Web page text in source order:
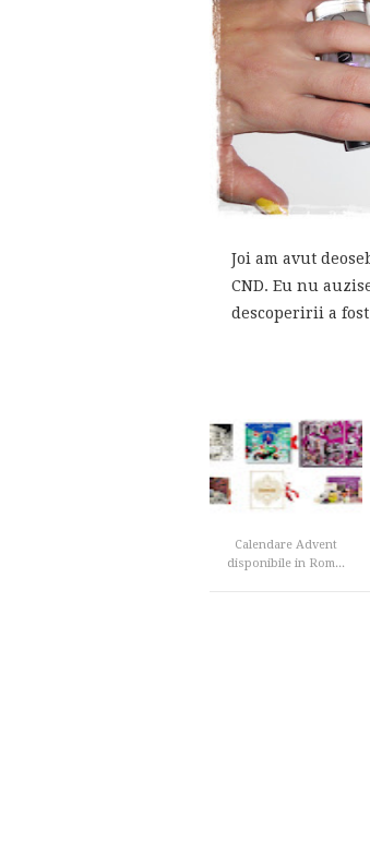
Joi am avut
CND. Eu nu
descoperirii a
Calendare Advent
disponibile in Rom...